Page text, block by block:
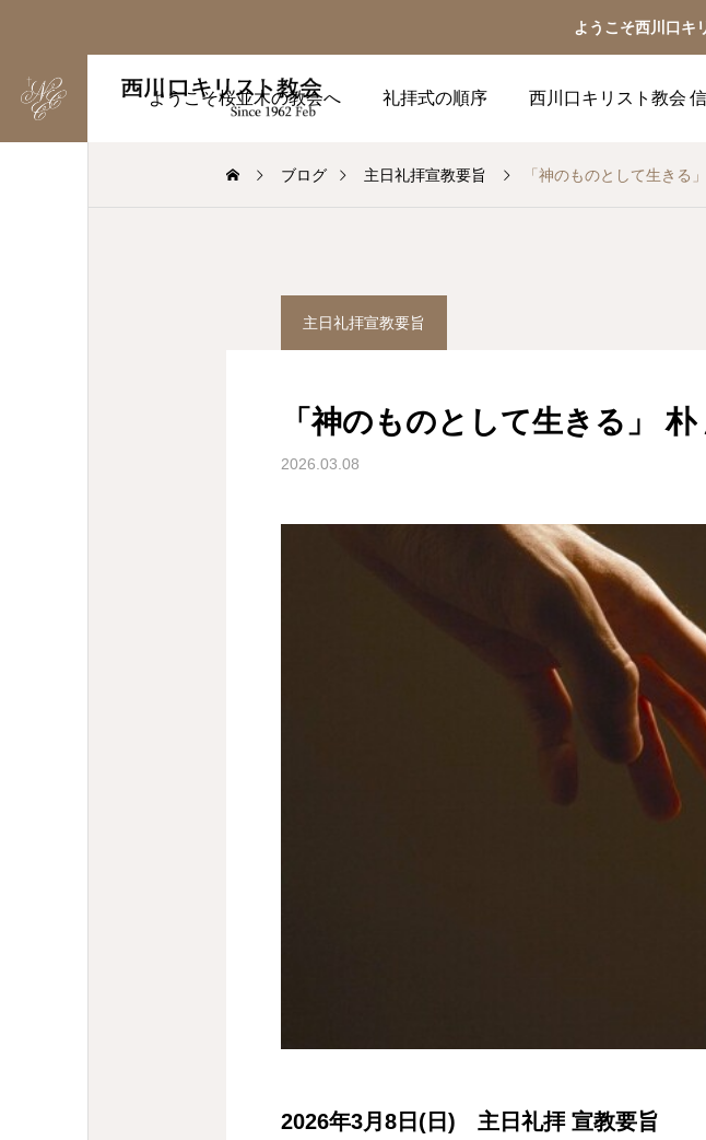
ようこそ西川口キ
ようこそ桜並木の教会へ 礼拝式の順序 西川口キリスト教会
ブログ 主日礼拝宣教要旨 「神のものとして生きる
主日礼拝宣教要旨
「神のものとして生きる」
2026.03.08
2026年3月8日(日) 主日礼拝 宣教要旨